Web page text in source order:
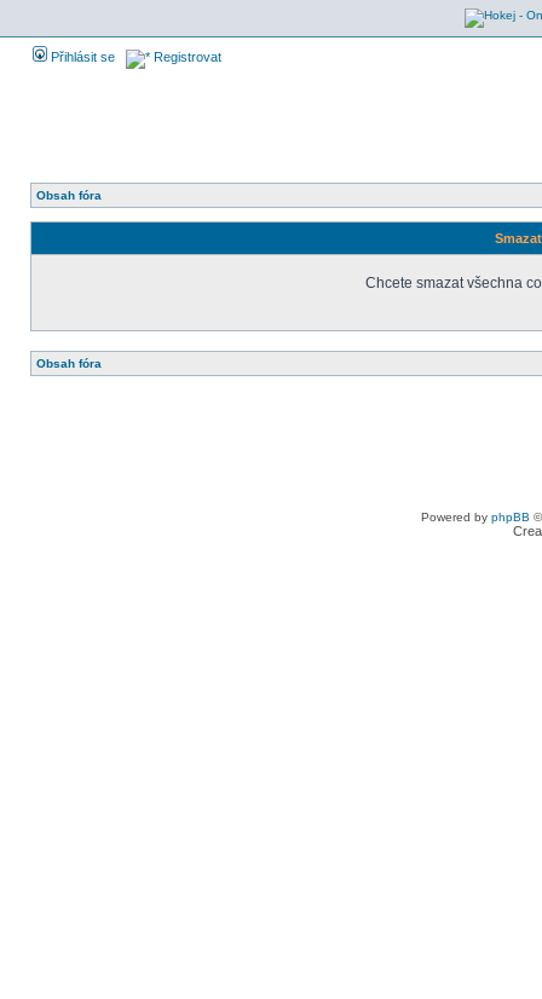
Přihlásit se Registrovat
Obsah fóra
Chcete smazat všechna
Obsah fóra
Powered by phpBB